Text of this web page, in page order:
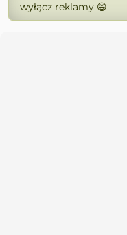
wyłącz reklamy 😄